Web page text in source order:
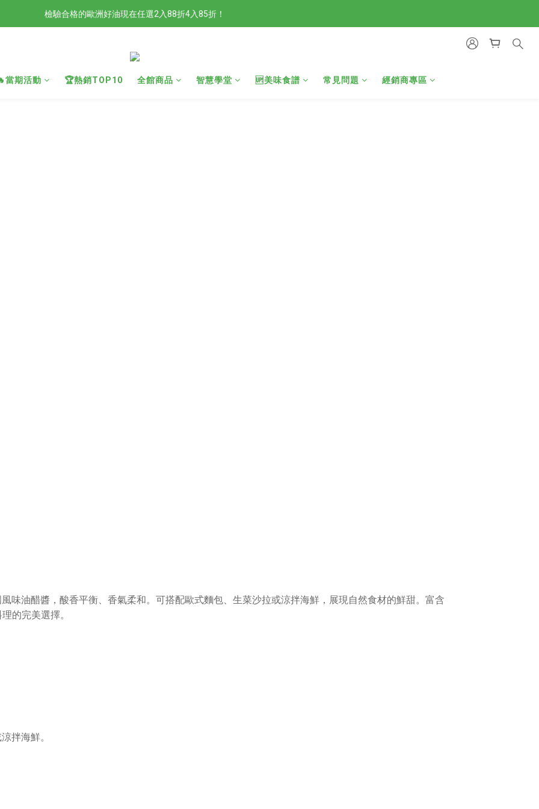
檢驗合格的歐洲好油現在任選2入88折4入85折！
檢驗合格的歐洲好油現在任選2入88折4入85折！
當期活動 🏆熱銷TOP10 全館商品 智慧學堂 🆙美味食譜 常見問題 經銷商專區
味油醋醬，酸香平衡、香氣柔和。可搭配歐式麵包、生菜沙拉或涼拌海鮮，展現自然食材的鮮甜。富含
的完美選擇。
拌海鮮。